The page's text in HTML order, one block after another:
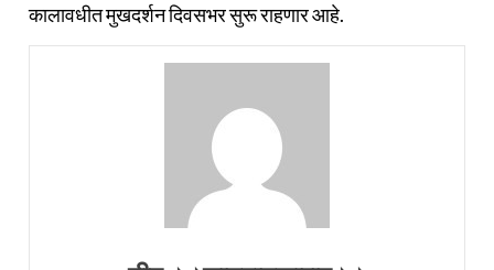
कालावधीत मुखदर्शन दिवसभर सुरू राहणार आहे.